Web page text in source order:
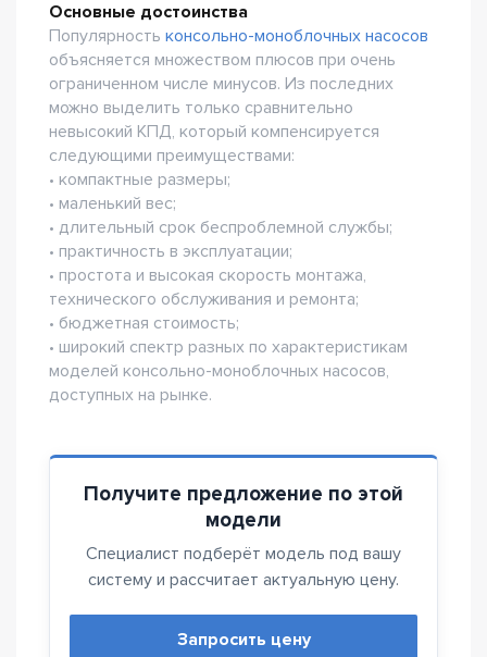
Основные достоинства
Популярность консольно-моноблочных насосов
объясняется множеством плюсов при очень
ограниченном числе минусов. Из последних
можно выделить только сравнительно
невысокий КПД, который компенсируется
следующими преимуществами:
• компактные размеры;
• маленький вес;
• длительный срок беспроблемной службы;
• практичность в эксплуатации;
• простота и высокая скорость монтажа,
технического обслуживания и ремонта;
• бюджетная стоимость;
• широкий спектр разных по характеристикам
моделей консольно-моноблочных насосов,
доступных на рынке.
Получите предложение по этой
модели
Специалист подберёт модель под вашу
систему и рассчитает актуальную цену.
Запросить цену